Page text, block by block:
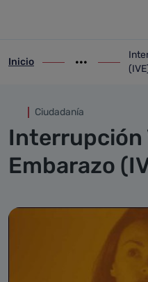
Interrupción
ir-a inicio
Inicio
Mostrar
ir-a
Ciudadanía
Interrupción
Embarazo